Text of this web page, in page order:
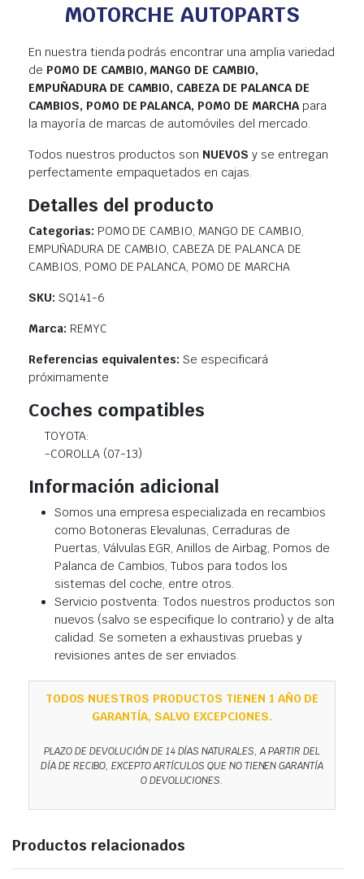
MOTORCHE AUTOPARTS
En nuestra tienda podrás encontrar una amplia variedad
de POMO DE CAMBIO, MANGO DE CAMBIO,
EMPUÑADURA DE CAMBIO, CABEZA DE PALANCA DE
CAMBIOS, POMO DE PALANCA, POMO DE MARCHApara
la mayoría de marcas de automóviles del mercado.
Todos nuestros productos son NUEVOS y se entregan
perfectamente empaquetados en cajas.
Detalles del producto
Categorias: POMO DE CAMBIO, MANGO DE CAMBIO,
EMPUÑADURA DE CAMBIO, CABEZA DE PALANCA DE
CAMBIOS, POMO DE PALANCA, POMO DE MARCHA
SKU: SQ141-6
Marca: REMYC
Referencias equivalentes:Se especificará
próximamente
Coches compatibles
TOYOTA:
-COROLLA (07-13)
Información adicional
Somos una empresa especializada en recambios
como Botoneras Elevalunas, Cerraduras de
Puertas, Válvulas EGR, Anillos de Airbag, Pomos de
Palanca de Cambios, Tubos para todos los
sistemas del coche, entre otros.
Servicio postventa: Todos nuestros productos son
nuevos (salvo se especifique lo contrario) y de alta
calidad. Se someten a exhaustivas pruebas y
revisiones antes de ser enviados.
TODOS NUESTROS PRODUCTOS TIENEN 1 AÑO DE
GARANTÍA, SALVO EXCEPCIONES.
PLAZO DE DEVOLUCIÓN DE 14 DÍAS NATURALES, A PARTIR DEL
DÍA DE RECIBO, EXCEPTO ARTÍCULOS QUE NO TIENEN GARANTÍA
O DEVOLUCIONES.
Productos relacionados